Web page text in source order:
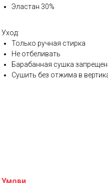
Эластан 30%
Уход:
Только ручная стирка
Не отбеливать
Барабанная сушка
Сушить без отжима в